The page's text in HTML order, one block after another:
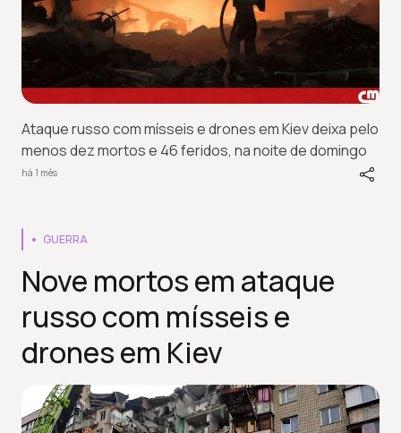
Ataque russo com mísseis e drones em Kiev deixa pelo
menos dez mortos e 46 feridos, na noite de domingo
há 1 mês
GUERRA
Nove mortos em ataque
russo com mísseis e
drones em Kiev